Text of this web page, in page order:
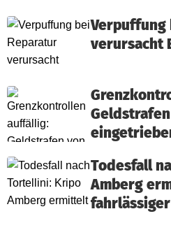
Verpuffung
verursacht
Todesfall
Amberg